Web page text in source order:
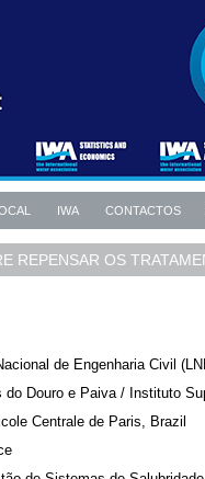
IWA CONTACTOS
REPENSAR OS
de Engenharia Civil
do Douro e Paiva / Instituto
Centrale de Paris, Brazil